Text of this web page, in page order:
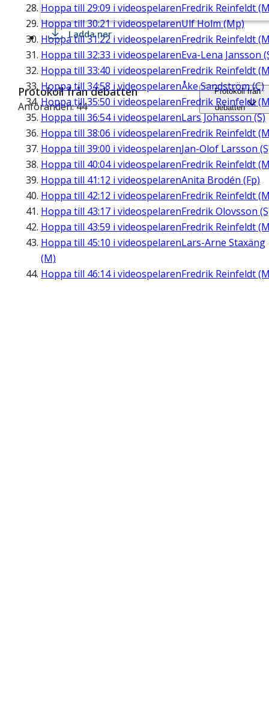
Hoppa till 29:09 i videospelarenFredrik Reinfeldt
Hoppa till30:21i videospelarenUlf Holm (Mp)
Hoppa till31:22 i videospelarenFredrik Reinfeldt
Hoppa till 32:33 i videospelarenEva-Lena Jansson
Hoppa till 33:40 i videospelarenFredrik Reinfeldt
Hoppa till 34:58 i videospelarenÅke Sandström (C)
Hoppa till35:50 i videospelarenFredrik Reinfeldt
Hoppa till 36:54i videospelarenLars Johansson (S)
Hoppa till 38:06 i videospelarenFredrik Reinfeldt
Hoppa till 39:00 i videospelarenJan-Olof Larsson
Hoppa till 40:04i videospelarenFredrik Reinfeldt
Hoppa till 41:12 i videospelarenAnita Brodén (Fp)
Hoppa till 42:12 i videospelarenFredrik Reinfeldt
Hoppa till 43:17 i videospelarenFredrik Olovsson
Hoppa till 43:59 i videospelarenFredrik Reinfeldt
Hoppa till 45:10 i videospelarenLars-Arne Staxäng
(M)
Hoppa till 46:14i videospelarenFredrik Reinfeldt
Ladda ner
Protokoll från debatten
Anföranden: 44
Protokoll från
debatten